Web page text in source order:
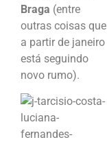
Braga (entre
outras coisas que
a partir de janeiro
está seguindo
novo rumo).